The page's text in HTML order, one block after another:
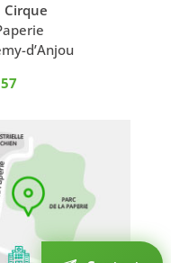
Cirque
d’Anjou